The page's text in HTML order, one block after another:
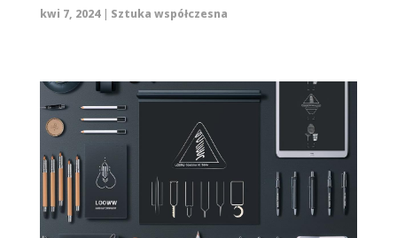
kwi 7, 2024| Sztuka współczesna